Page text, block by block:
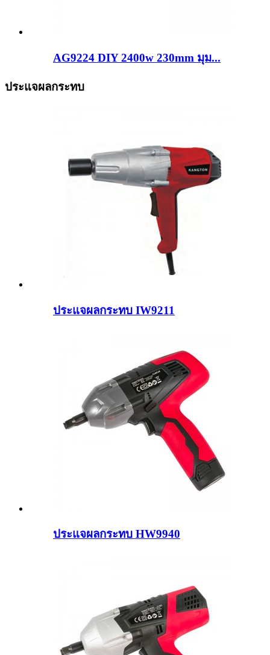
AG9224 DIY 2400w 230mm มุม...
ประแจผลกระทบ
ประแจผลกระทบ IW9211
ประแจผลกระทบ HW9940